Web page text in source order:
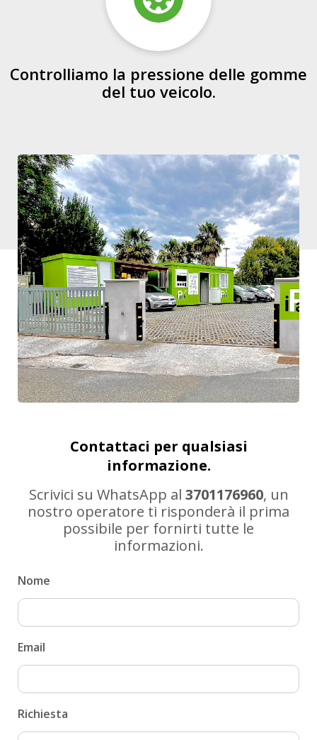
Controlliamo la pressione delle gomme
del tuo veicolo.
Contattaci per qualsiasi
informazione.
Scrivici su WhatsApp al 3701176960, un
nostro operatore ti risponderà il prima
possibile per fornirti tutte le
informazioni.
Nome
Email
Richiesta